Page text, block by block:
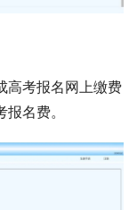
高考报名网上缴费
名费。